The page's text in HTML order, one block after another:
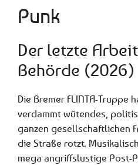
Punk
Der letzte
Behörde (2026)
Die Bremer FLINTA-Truppe
verdammt wütendes,
ganzen gesellschaftlichen
die Straße rotzt.
mega angriffslustige Post-